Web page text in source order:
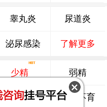
睾丸炎 尿道炎
泌尿感染 了解更多
少精 弱精
精子畸形 男性不育